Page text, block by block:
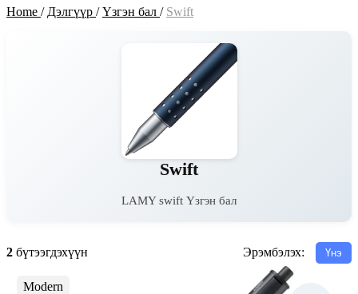
Home / Дэлгүүр / Үзгэн бал / Swift
Swift
LAMY swift Үзгэн бал
2 бүтээгдэхүүн Эрэмбэлэх: Үнэ
Modern